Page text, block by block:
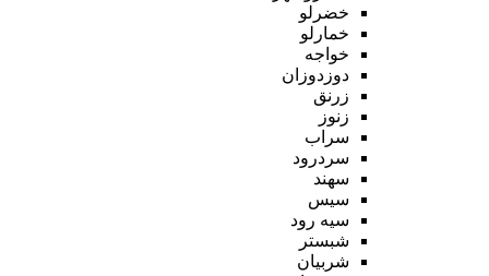
خضرلو
خمارلو
خواجه
دوزدوزان
زرنق
زنوز
سراب
سردرود
سهند
سیس
سیه رود
شبستر
شربیان